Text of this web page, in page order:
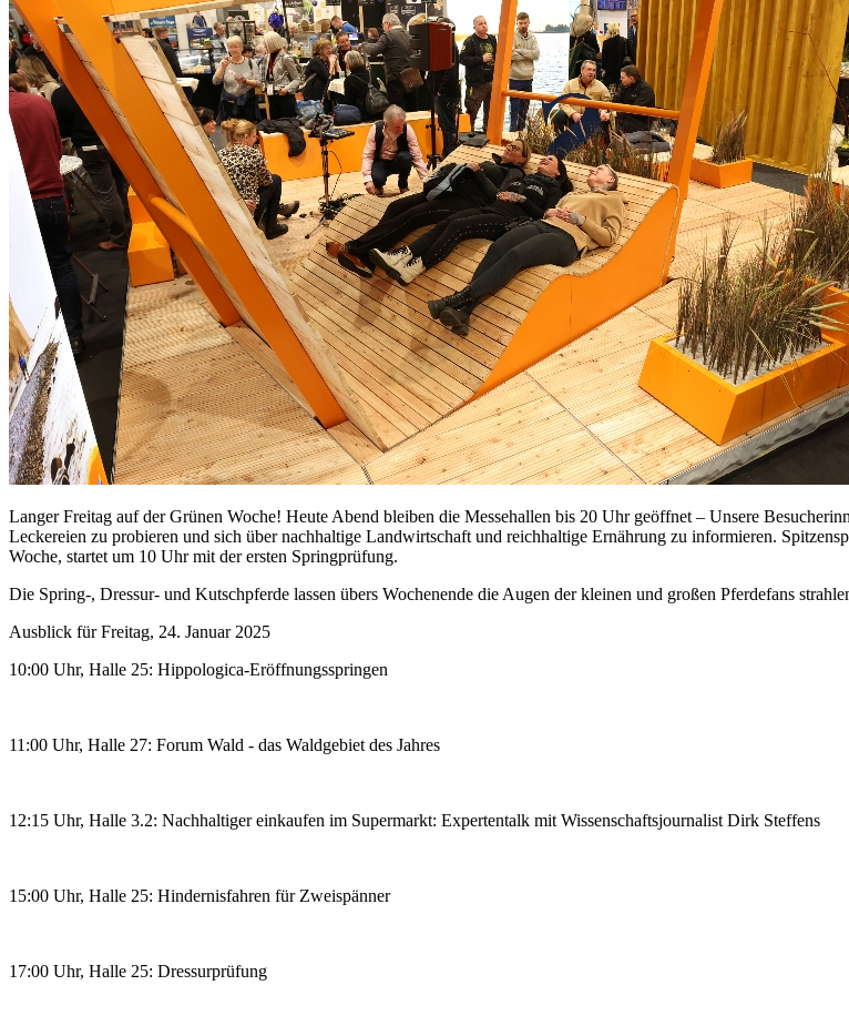
Langer Freitag auf der Grünen Woche! Heute Abend bleiben die Messehallen bis 20 Uhr geöffnet – Unsere
Leckereien zu probieren und sich über nachhaltige Landwirtschaft und reichhaltige Ernährung zu informieren.
Woche, startet um 10 Uhr mit der ersten Springprüfung.
Die Spring-, Dressur- und Kutschpferde lassen übers Wochenende die Augen der kleinen und großen Pferdefans
Ausblick für Freitag, 24. Januar 2025
10:00 Uhr, Halle 25: Hippologica-Eröffnungsspringen
11:00 Uhr, Halle 27: Forum Wald - das Waldgebiet des Jahres
12:15 Uhr, Halle 3.2: Nachhaltiger einkaufen im Supermarkt: Expertentalk mit Wissenschaftsjournalist Dirk Steffens
15:00 Uhr, Halle 25: Hindernisfahren für Zweispänner
17:00 Uhr, Halle 25: Dressurprüfung